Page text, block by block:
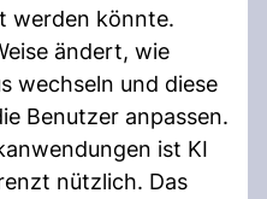
werden könnte.
ändert, wie
wechseln und diese
Benutzer anpassen.
ist KI
nützlich. Das